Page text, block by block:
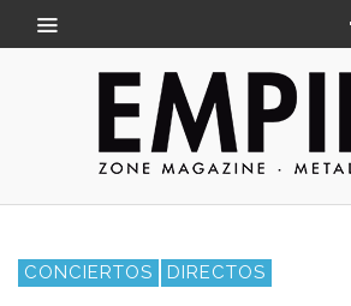
CONCIERTOS DIRECTOS